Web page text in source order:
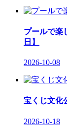
プールで楽
日】
2026-10-08
宝くじ文化
2026-10-18